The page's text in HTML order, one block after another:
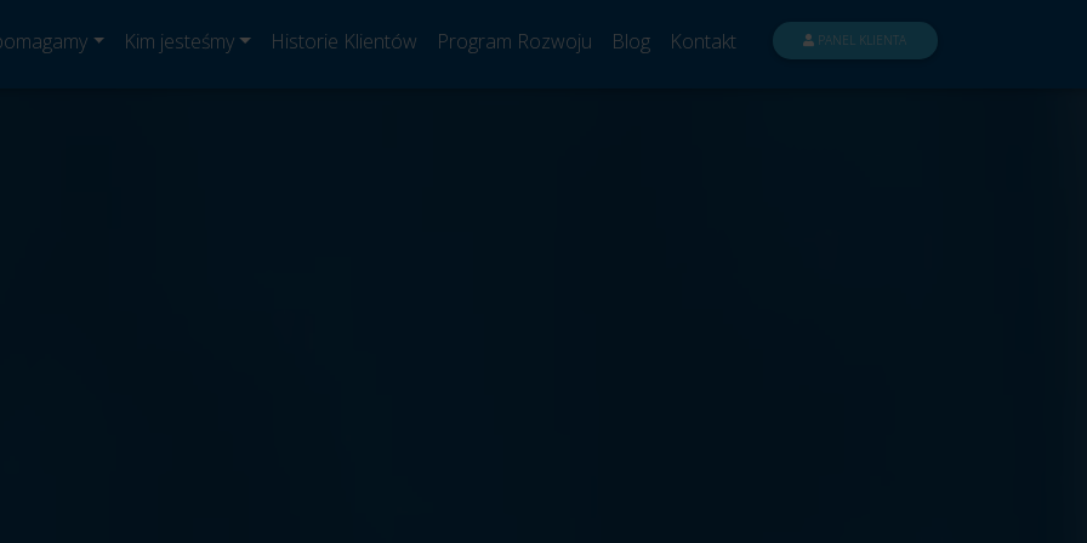
Kim jesteśmy Historie Klientów Program Rozwoju Blog Kontakt PANEL KLIENTA